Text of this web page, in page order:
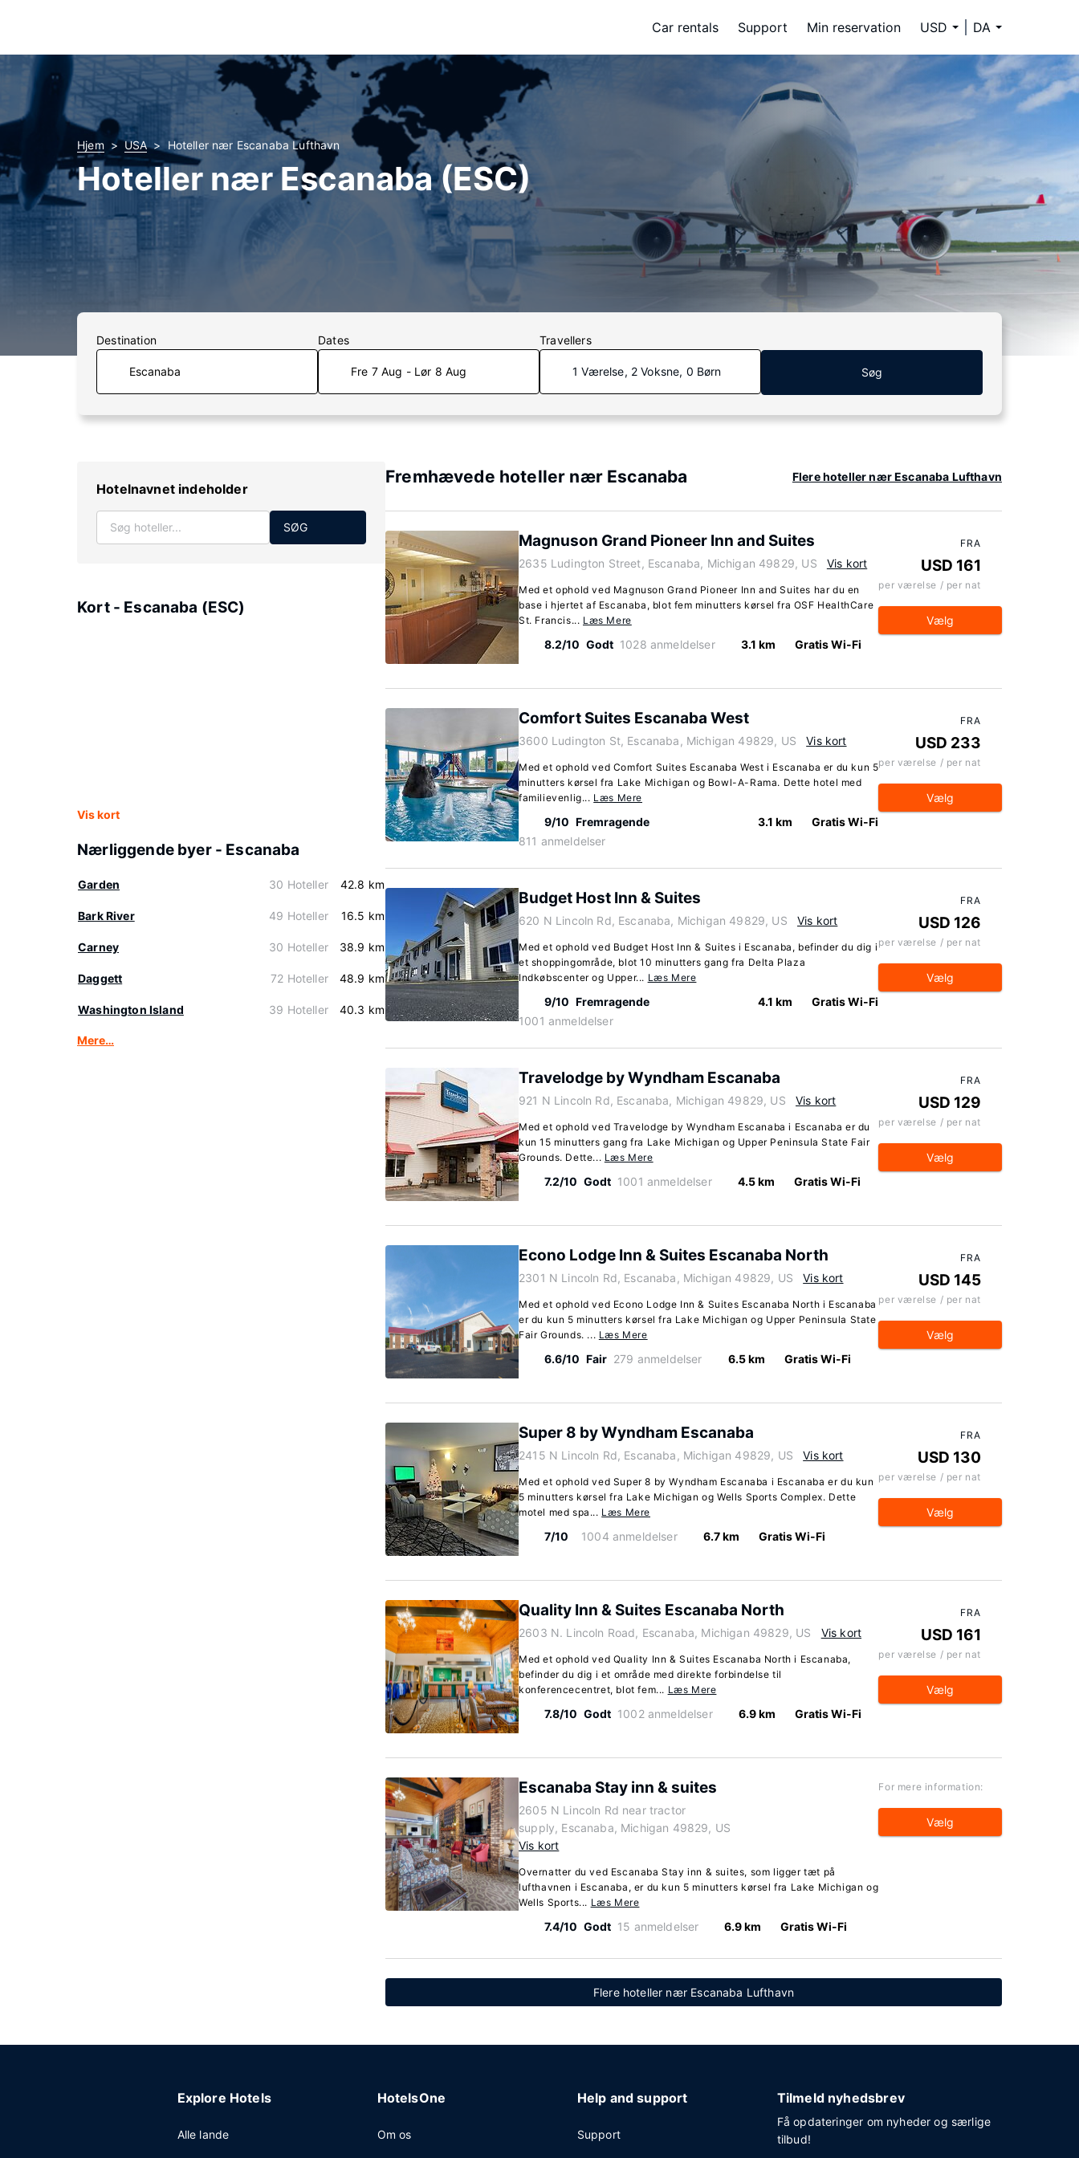
Car rentals Support Min reservation USD DA
Hjem USA Hoteller nær Escanaba Lufthavn
Hoteller nær Escanaba (ESC)
Destination Dates
Fre 7 Aug - Lør 8 Aug
Travellers
1 Værelse, 2 Voksne, 0 Børn Søg
Hotelnavnet indeholder
SØG
Kort - Escanaba (ESC)
Vis kort
Nærliggende byer - Escanaba
Garden 30 Hoteller 42.8 km
Bark River 49 Hoteller 16.5 km
Carney 30 Hoteller 38.9 km
Daggett 72 Hoteller 48.9 km
Washington Island 39 Hoteller 40.3 km
Mere…
Fremhævede hoteller nær Escanaba Flere hoteller nær Escanaba Lufthavn
Magnuson Grand Pioneer Inn and Suites
2635 Ludington Street, Escanaba, Michigan 49829, US Vis kort
Med et ophold ved Magnuson Grand Pioneer Inn and Suites har du en
base i hjertet af Escanaba, blot fem minutters kørsel fra OSF HealthCare
St. Francis... Læs Mere
8.2/10 Godt 1028 anmeldelser 3.1 km Gratis Wi-Fi
FRA
USD 161
per værelse / per nat
Vælg
Comfort Suites Escanaba West
3600 Ludington St, Escanaba, Michigan 49829, US Vis kort
Med et ophold ved Comfort Suites Escanaba West i Escanaba er du kun 5
minutters kørsel fra Lake Michigan og Bowl-A-Rama. Dette hotel med
familievenlig... Læs Mere
9/10 Fremragende
811 anmeldelser
3.1 km Gratis Wi-Fi
FRA
USD 233
per værelse / per nat
Vælg
Budget Host Inn & Suites
620 N Lincoln Rd, Escanaba, Michigan 49829, US Vis kort
Med et ophold ved Budget Host Inn & Suites i Escanaba, befinder du dig i
et shoppingområde, blot 10 minutters gang fra Delta Plaza
Indkøbscenter og Upper... Læs Mere
9/10 Fremragende
1001 anmeldelser
4.1 km Gratis Wi-Fi
FRA
USD 126
per værelse / per nat
Vælg
Travelodge by Wyndham Escanaba
921 N Lincoln Rd, Escanaba, Michigan 49829, US Vis kort
Med et ophold ved Travelodge by Wyndham Escanaba i Escanaba er du
kun 15 minutters gang fra Lake Michigan og Upper Peninsula State Fair
Grounds. Dette... Læs Mere
7.2/10 Godt 1001 anmeldelser 4.5 km Gratis Wi-Fi
FRA
USD 129
per værelse / per nat
Vælg
Econo Lodge Inn & Suites Escanaba North
2301 N Lincoln Rd, Escanaba, Michigan 49829, US Vis kort
Med et ophold ved Econo Lodge Inn & Suites Escanaba North i Escanaba
er du kun 5 minutters kørsel fra Lake Michigan og Upper Peninsula State
Fair Grounds. ... Læs Mere
6.6/10 Fair 279 anmeldelser 6.5 km Gratis Wi-Fi
FRA
USD 145
per værelse / per nat
Vælg
Super 8 by Wyndham Escanaba
2415 N Lincoln Rd, Escanaba, Michigan 49829, US Vis kort
Med et ophold ved Super 8 by Wyndham Escanaba i Escanaba er du kun
5 minutters kørsel fra Lake Michigan og Wells Sports Complex. Dette
motel med spa... Læs Mere
7/10 1004 anmeldelser 6.7 km Gratis Wi-Fi
FRA
USD 130
per værelse / per nat
Vælg
Quality Inn & Suites Escanaba North
2603 N. Lincoln Road, Escanaba, Michigan 49829, US Vis kort
Med et ophold ved Quality Inn & Suites Escanaba North i Escanaba,
befinder du dig i et område med direkte forbindelse til
konferencecentret, blot fem... Læs Mere
7.8/10 Godt 1002 anmeldelser 6.9 km Gratis Wi-Fi
FRA
USD 161
per værelse / per nat
Vælg
Escanaba Stay inn & suites
2605 N Lincoln Rd near tractor
supply, Escanaba, Michigan 49829, US
Vis kort
Overnatter du ved Escanaba Stay inn & suites, som ligger tæt på
lufthavnen i Escanaba, er du kun 5 minutters kørsel fra Lake Michigan og
Wells Sports... Læs Mere
7.4/10 Godt 15 anmeldelser 6.9 km Gratis Wi-Fi
For mere information:
Vælg
Flere hoteller nær Escanaba Lufthavn
Explore Hotels
Alle lande
HotelsOne
Om os
Help and support
Support
Tilmeld nyhedsbrev
Få opdateringer om nyheder og særlige
tilbud!